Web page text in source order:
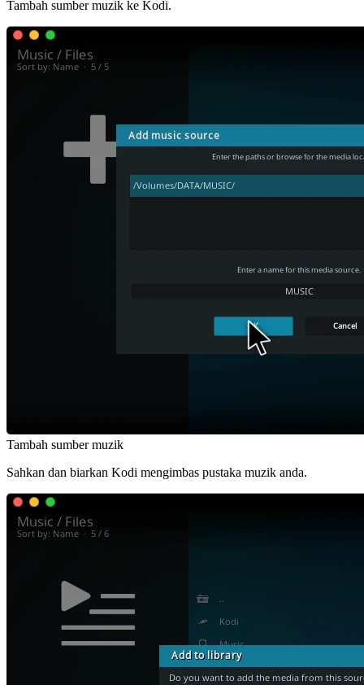
Tambah sumber muzik ke Kodi.
Tambah sumber muzik
Sahkan dan biarkan Kodi mengimbas pustaka muzik anda.